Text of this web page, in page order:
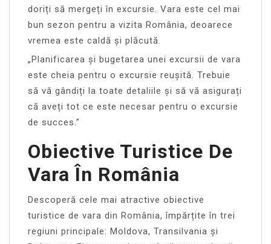
doriți să mergeți în excursie. Vara este cel mai
bun sezon pentru a vizita România, deoarece
vremea este caldă și plăcută.
„Planificarea și bugetarea unei excursii de vara
este cheia pentru o excursie reușită. Trebuie
să vă gândiți la toate detaliile și să vă asigurați
că aveți tot ce este necesar pentru o excursie
de succes.”
Obiective Turistice De
Vara În România
Descoperă cele mai atractive obiective
turistice de vara din România, împărțite în trei
regiuni principale: Moldova, Transilvania și